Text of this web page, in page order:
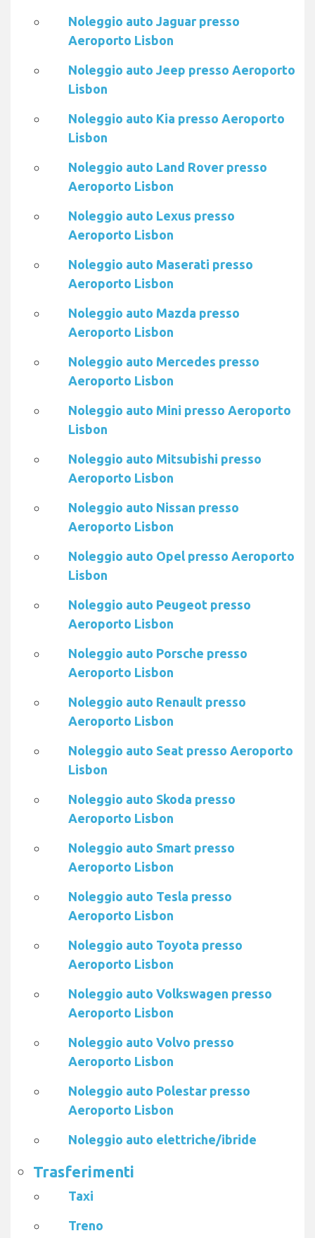
Noleggio auto Jaguar presso
Aeroporto Lisbon
Noleggio auto Jeep presso Aeroporto
Lisbon
Noleggio auto Kia presso Aeroporto
Lisbon
Noleggio auto Land Rover presso
Aeroporto Lisbon
Noleggio auto Lexus presso
Aeroporto Lisbon
Noleggio auto Maserati presso
Aeroporto Lisbon
Noleggio auto Mazda presso
Aeroporto Lisbon
Noleggio auto Mercedes presso
Aeroporto Lisbon
Noleggio auto Mini presso Aeroporto
Lisbon
Noleggio auto Mitsubishi presso
Aeroporto Lisbon
Noleggio auto Nissan presso
Aeroporto Lisbon
Noleggio auto Opel presso Aeroporto
Lisbon
Noleggio auto Peugeot presso
Aeroporto Lisbon
Noleggio auto Porsche presso
Aeroporto Lisbon
Noleggio auto Renault presso
Aeroporto Lisbon
Noleggio auto Seat presso Aeroporto
Lisbon
Noleggio auto Skoda presso
Aeroporto Lisbon
Noleggio auto Smart presso
Aeroporto Lisbon
Noleggio auto Tesla presso
Aeroporto Lisbon
Noleggio auto Toyota presso
Aeroporto Lisbon
Noleggio auto Volkswagen presso
Aeroporto Lisbon
Noleggio auto Volvo presso
Aeroporto Lisbon
Noleggio auto Polestar presso
Aeroporto Lisbon
Noleggio auto elettriche/ibride
Trasferimenti
Taxi
Treno